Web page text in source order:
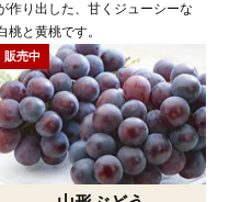
作り出した、甘くジューシーな
桃と黄桃です。
販売中